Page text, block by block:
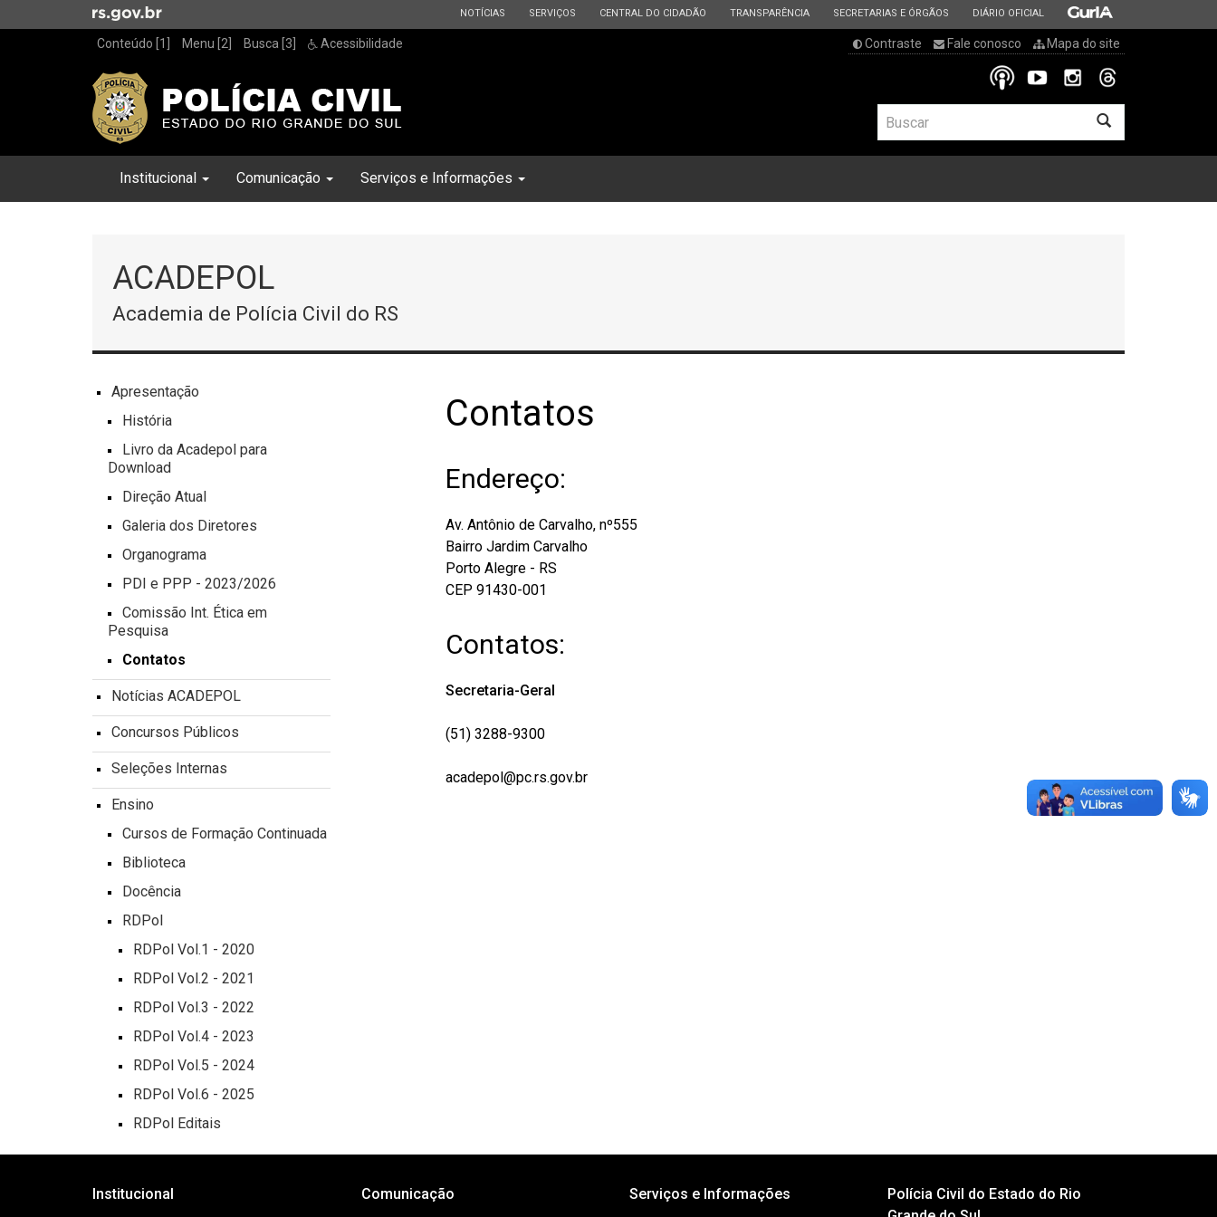
para
menu
para
ESTADO
NOTÍCIAS ESTADO
SERVIÇOS ESTADO
CENTRAL DO CIDADÃO ESTADO
TRANSPARÊNCIA ESTADO
SECRETARIAS E ÓRGÃOS ESTADO
DIÁRIO OFICIAL ESTADO
Conteúdo [1] Menu [2] Busca [3] Acessibilidade Contraste Fale conosco Mapa do site
BUSCAR
do
Inicial
Institucional Comunicação
Serviços e Informações
ACADEPOL
Academia de Polícia Civil do RS
Contatos
Endereço:
Av. Antônio de Carvalho, nº555
Bairro Jardim Carvalho
Porto Alegre - RS
CEP 91430-001
Contatos:
Secretaria-Geral
(51) 3288-9300
acadepol@pc.rs.gov.br
Apresentação
História
Livro da Acadepol para
Download
Direção Atual
Galeria dos Diretores
Organograma
PDI e PPP - 2023/2026
Comissão Int. Ética em
Pesquisa
Contatos
Notícias ACADEPOL
Concursos Públicos
Seleções Internas
Ensino
Cursos de Formação Continuada
Biblioteca
Docência
RDPol
RDPol Vol.1 - 2020
RDPol Vol.2 - 2021
RDPol Vol.3 - 2022
RDPol Vol.4 - 2023
RDPol Vol.5 - 2024
RDPol Vol.6 - 2025
RDPol Editais
Institucional Comunicação Serviços e Informações
Polícia Civil do Estado do Rio